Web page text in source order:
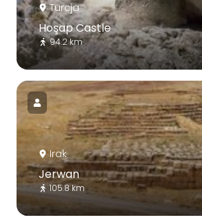
Turcja
Hoşap Castle
94.2 km
Irak
Jerwan
105.8 km